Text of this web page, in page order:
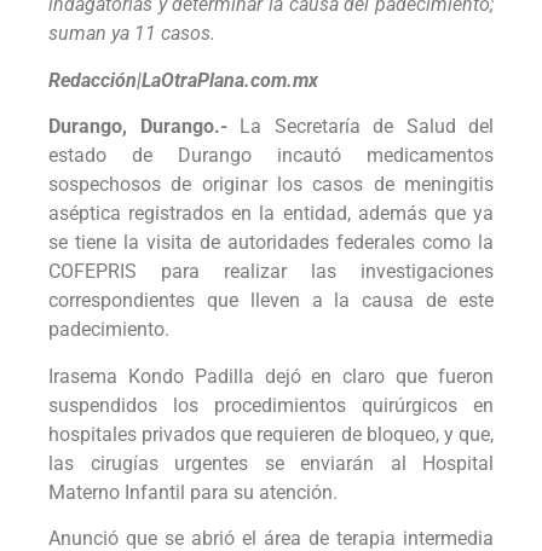
indagatorias y determinar la causa del padecimiento;
suman ya 11 casos.
Redacción|LaOtraPlana.com.mx
Durango, Durango.-
La Secretaría de Salud del
estado de Durango incautó medicamentos
sospechosos de originar los casos de meningitis
aséptica registrados en la entidad, además que ya
se tiene la visita de autoridades federales como la
COFEPRIS para realizar las investigaciones
correspondientes que lleven a la causa de este
padecimiento.
Irasema Kondo Padilla dejó en claro que fueron
suspendidos los procedimientos quirúrgicos en
hospitales privados que requieren de bloqueo, y que,
las cirugías urgentes se enviarán al Hospital
Materno Infantil para su atención.
Anunció que se abrió el área de terapia intermedia